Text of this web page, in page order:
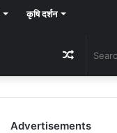
कृषि दर्शन
Random
Article
Advertisements